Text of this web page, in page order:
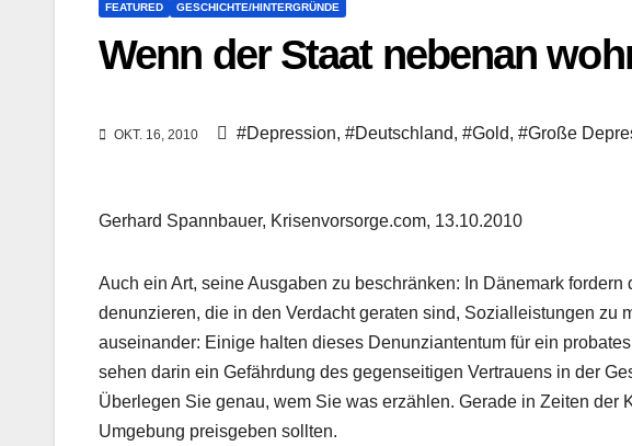
FEATURED GESCHICHTE/HINTERGRÜNDE
Wenn der Staat nebenan
OKT. 16, 2010 #Depression, #Deutschland, #Gold, #Große
Gerhard Spannbauer, Krisenvorsorge.com, 13.10.2010
Auch ein Art, seine Ausgaben zu beschränken: In Dänemark
denunzieren, die in den Verdacht geraten sind, Sozialleistungen zu
auseinander: Einige halten dieses Denunziantentum für ein
sehen darin ein Gefährdung des gegenseitigen Vertrauens in der
Überlegen Sie genau, wem Sie was erzählen. Gerade in Zeiten der
Umgebung preisgeben sollten.